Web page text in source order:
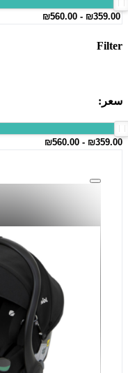
Filter
سعر: